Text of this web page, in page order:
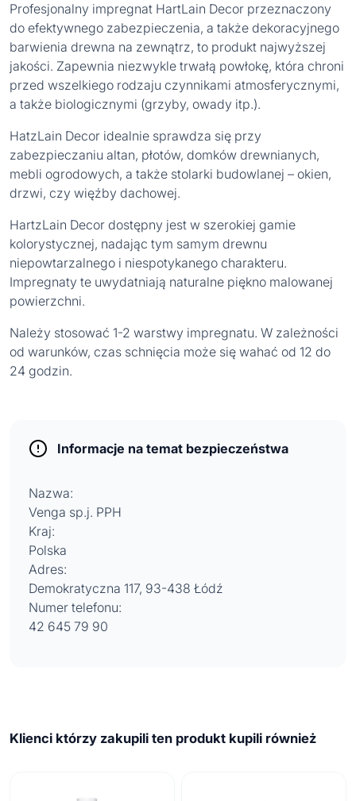
Profesjonalny impregnat HartLain Decor przeznaczony
do efektywnego zabezpieczenia, a także dekoracyjnego
barwienia drewna na zewnątrz, to produkt najwyższej
jakości. Zapewnia niezwykle trwałą powłokę, która chroni
przed wszelkiego rodzaju czynnikami atmosferycznymi,
a także biologicznymi (grzyby, owady itp.).
HatzLain Decor idealnie sprawdza się przy
zabezpieczaniu altan, płotów, domków drewnianych,
mebli ogrodowych, a także stolarki budowlanej – okien,
drzwi, czy więźby dachowej.
HartzLain Decor dostępny jest w szerokiej gamie
kolorystycznej, nadając tym samym drewnu
niepowtarzalnego i niespotykanego charakteru.
Impregnaty te uwydatniają naturalne piękno malowanej
powierzchni.
Należy stosować 1-2 warstwy impregnatu. W zależności
od warunków, czas schnięcia może się wahać od 12 do
24 godzin.
Informacje na temat bezpieczeństwa
Nazwa:
Venga sp.j. PPH
Kraj:
Polska
Adres:
Demokratyczna 117, 93-438 Łódź
Numer telefonu:
42 645 79 90
Klienci którzy zakupili ten produkt kupili również